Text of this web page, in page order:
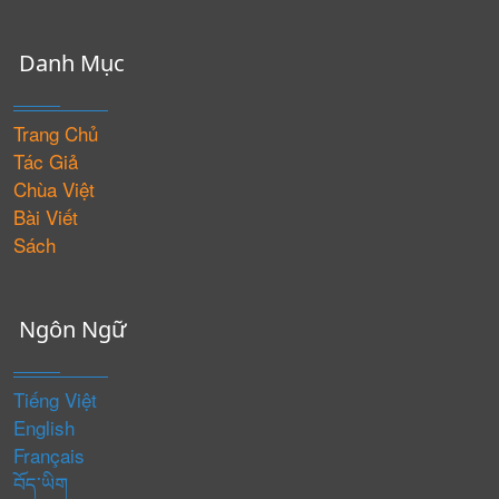
Danh Mục
Trang Chủ
Tác Giả
Chùa Việt
Bài Viết
Sách
Ngôn Ngữ
Tiếng Việt
English
Français
བོད་ཡིག